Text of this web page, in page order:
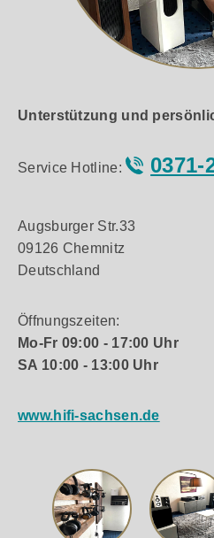
Unterstützung und
Service Hotline: 0371-
Augsburger Str.33
09126 Chemnitz
Deutschland
Öffnungszeiten:
Mo-Fr 09:00 - 17:00 Uhr
SA 10:00 - 13:00 Uhr
www.hifi-sachsen.de